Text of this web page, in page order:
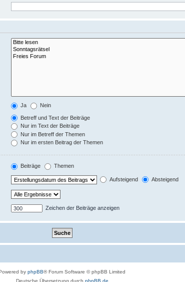
Ja Nein
Betreff und Text der Beiträge
Nur im Text der Beiträge
Nur im Betreff der Themen
Nur im ersten Beitrag der Themen
Beiträge Themen
Aufsteigend Absteigend
Zeichen der Beiträge anzeigen
by phpBB® Forum Software © phpBB Limited
Deutsche Übersetzung durch phpBB.de